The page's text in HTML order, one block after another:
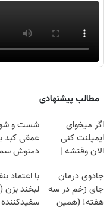
مطالب پیشنهادی
اگر میخوای
ایمپلنت کنی
الان وقتشه |
میلیون تومان!!!
شست و
عمقی کبد
دمنوش
جادوی درمان
جای زخم در سه
هفته! (همین
با اعتماد
لبخند بزن
سفیدکننده